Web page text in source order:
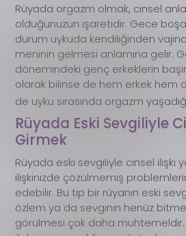
Rüyada orgazm olmak, cinsel
olduğunuzun işaretidir. Gece
durum uykuda kendiliğinden
meninin gelmesi anlamına gelir.
dönemindeki genç erkeklerin
olarak bilinse de hem erkek hem
de uyku sırasında orgazm
Rüyada Eski Sevgiliyle
Girmek
Rüyada eski sevgiliyle cinsel ilişki
ilişkinizde çözülmemiş
edebilir. Bu tip bir rüyanın eski
özlem ya da sevginin henüz
görülmesi çok daha muhtemeldir.